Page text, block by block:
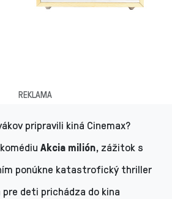
REKLAMA
pripravili kiná Cinemax?
Akcia milión, zážitok s
ponúkne katastrofický thriller
pre deti prichádza do kina